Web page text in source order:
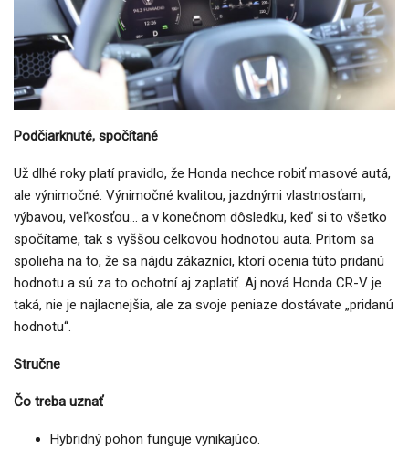
Podčiarknuté, spočítané
Už dlhé roky platí pravidlo, že Honda nechce robiť masové autá,
ale výnimočné. Výnimočné kvalitou, jazdnými vlastnosťami,
výbavou, veľkosťou… a v konečnom dôsledku, keď si to všetko
spočítame, tak s vyššou celkovou hodnotou auta. Pritom sa
spolieha na to, že sa nájdu zákazníci, ktorí ocenia túto pridanú
hodnotu a sú za to ochotní aj zaplatiť. Aj nová Honda CR-V je
taká, nie je najlacnejšia, ale za svoje peniaze dostávate „pridanú
hodnotu“.
Stručne
Čo treba uznať
Hybridný pohon funguje vynikajúco.